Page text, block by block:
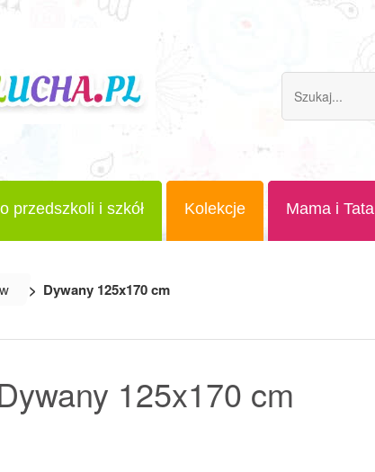
przedszkoli i szkół Kolekcje Mama i Tata
> Dywany 125x170 cm
125x170 cm